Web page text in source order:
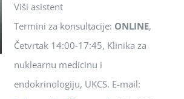
Viši asistent
Termini za konsultacije: ONLINE,
Četvrtak 14:00-17:45, Klinika za
nuklearnu medicinu i
endokrinologiju, UKCS. E-mail: